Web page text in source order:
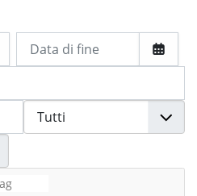
Data di fine